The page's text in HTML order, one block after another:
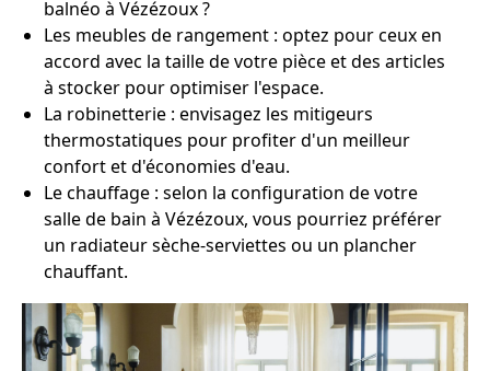
balnéo à Vézézoux ?
Les meubles de rangement : optez pour ceux en
accord avec la taille de votre pièce et des articles
à stocker pour optimiser l'espace.
La robinetterie : envisagez les mitigeurs
thermostatiques pour profiter d'un meilleur
confort et d'économies d'eau.
Le chauffage : selon la configuration de votre
salle de bain à Vézézoux, vous pourriez préférer
un radiateur sèche-serviettes ou un plancher
chauffant.